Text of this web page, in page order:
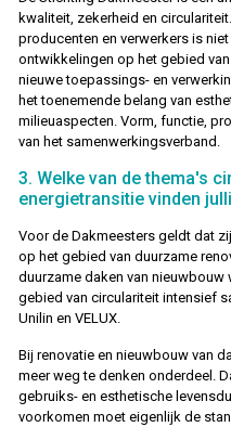
kwaliteit, zekerheid en
producenten en verwerkers is
ontwikkelingen op het gebied
nieuwe toepassings- en
het toenemende belang van
milieuaspecten. Vorm, functie,
van het samenwerkingsverband.
3. Welke van de thema's
energietransitie vinden
Voor de Dakmeesters geldt dat
op het gebied van duurzame
duurzame daken van
gebied van circulariteit intensief
Unilin en VELUX.
Bij renovatie en nieuwbouw van
meer weg te denken onderdeel.
gebruiks- en esthetische
voorkomen moet eigenlijk de